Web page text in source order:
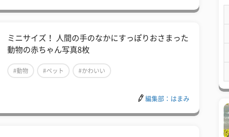
ミニサイズ！ 人間の手のなかにすっぽりおさまった
動物の赤ちゃん写真8枚
#動物 #ペット #かわいい
編集部：はまみ